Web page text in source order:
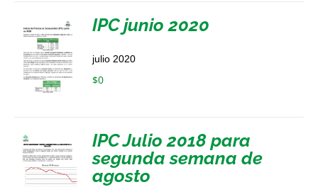
IPC junio 2020
julio 2020
$0
IPC Julio 2018 para
segunda semana de
agosto